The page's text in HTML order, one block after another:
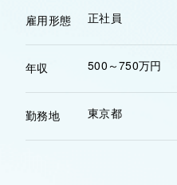
雇用形態 正社員
年収 500～750万円
勤務地 東京都